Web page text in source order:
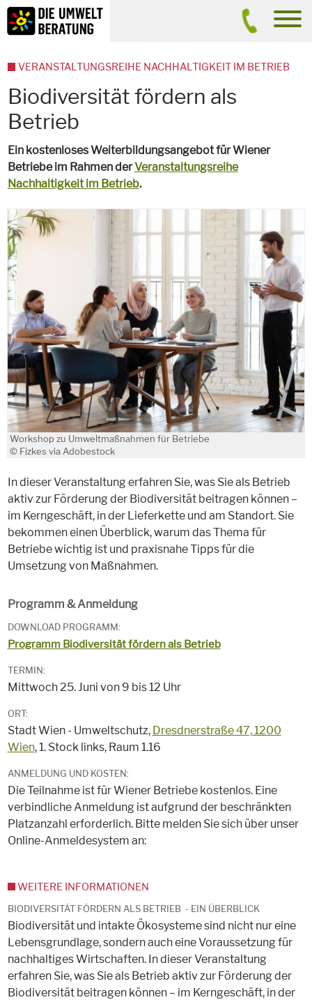
Inhalt
Suche
Biodiversität fördern als
Betrieb
Ein kostenloses Weiterbildungsangebot für Wiener
Betriebe im Rahmen derVeranstaltungsreihe
Nachhaltigkeit im Betrieb.
Workshop zu Umweltmaßnahmen für Betriebe
© Fizkes via Adobestock
In dieser Veranstaltung erfahren Sie, was Sie als Betrieb
aktiv zur Förderung der Biodiversität beitragen können –
im Kerngeschäft, in der Lieferkette und am Standort. Sie
bekommen einen Überblick, warum das Thema für
Betriebe wichtig ist und praxisnahe Tipps für die
Umsetzung von Maßnahmen.
Programm & Anmeldung
DOWNLOAD PROGRAMM:
Programm Biodiversität fördern als Betrieb
TERMIN:
Mittwoch 25. Juni von 9 bis 12 Uhr
ORT:
Stadt Wien - Umweltschutz, Dresdnerstraße 47, 1200
Wien, 1. Stock links, Raum 1.16
ANMELDUNG UND KOSTEN:
Die Teilnahme ist für Wiener Betriebe kostenlos. Eine
verbindliche Anmeldung ist aufgrund der beschränkten
Platzanzahl erforderlich. Bitte melden Sie sich über unser
Online-Anmeldesystem an:
WEITERE INFORMATIONEN
BIODIVERSITÄT FÖRDERN ALS BETRIEB - EIN ÜBERBLICK
Biodiversität und intakte Ökosysteme sind nicht nur eine
Lebensgrundlage, sondern auch eine Voraussetzung für
nachhaltiges Wirtschaften. In dieser Veranstaltung
erfahren Sie, was Sie als Betrieb aktiv zur Förderung der
Biodiversität beitragen können – im Kerngeschäft, in der
VERANSTALTUNGSREIHE NACHHALTIGKEIT IM BETRIEB